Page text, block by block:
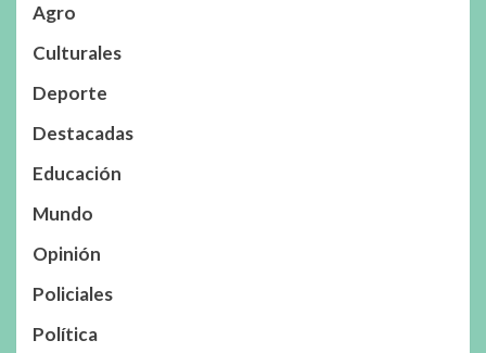
Agro
Culturales
Deporte
Destacadas
Educación
Mundo
Opinión
Policiales
Política